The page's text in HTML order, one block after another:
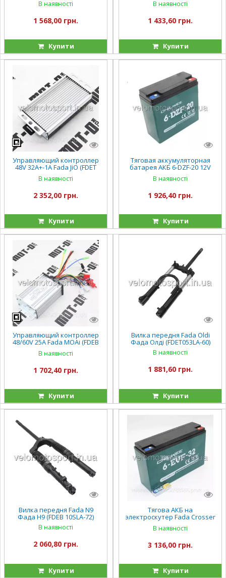
фада н9 (FDEB 05VLA-60)
В наявності
1 568,00 грн.
Купити
электровелосипедов дзм 13
В наявності
1 433,60 грн.
Купити
Управляющий контроллер
48V 32A+-1A Fada JiO (FDET
06NLA-60)
В наявності
2 352,00 грн.
Купити
Тяговая аккумуляторная
батарея АКБ 6-DZF-20 12V
В наявності
1 926,40 грн.
Купити
Управляющий контроллер
48/60V 25А Fada MOAi (FDEB
В наявності
1 702,40 грн.
Купити
Вилка передня Fada Oldi
Фада Олді (FDET053LA-60)
В наявності
1 881,60 грн.
Купити
Вилка передня Fada N9
Фада Н9 (FDEB 10SLA-72)
В наявності
2 060,80 грн.
Купити
Тягова АКБ на
электроскутер Fada Crosser
Corso CHILWEE 6-EVF-32
В наявності
3 136,00 грн.
Купити